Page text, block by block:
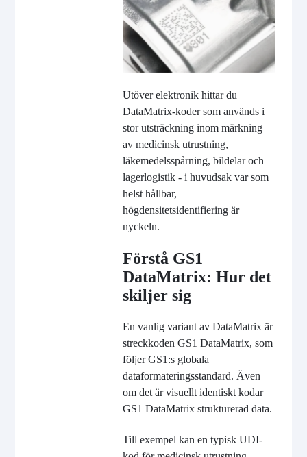
Utöver elektronik hittar du
DataMatrix-koder som används i
stor utsträckning inom märkning
av medicinsk utrustning,
läkemedelsspårning, bildelar och
lagerlogistik - i huvudsak var som
helst hållbar,
högdensitetsidentifiering är
nyckeln.
Förstå GS1
DataMatrix: Hur det
skiljer sig
En vanlig variant av DataMatrix är
streckkoden GS1 DataMatrix, som
följer GS1:s globala
dataformateringsstandard. Även
om det är visuellt identiskt kodar
GS1 DataMatrix strukturerad data.
Till exempel kan en typisk UDI-